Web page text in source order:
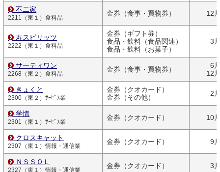
不二家
2211（東１）食料品
金券（食事・買物券） 12
寿スピリッツ
2222（東１）食料品
金券（ギフト券）
食品・飲料（食品関連）
食品・飲料（お菓子）
3
サーティワン
2268（東２）食料品
金券（食事・買物券）
6
12
きょくと
2300（東２）ｻｰﾋﾞｽ業
金券（クオカード）
金券（その他）
2
学情
2301（東１）ｻｰﾋﾞｽ業
金券（クオカード） 10
クロスキャット
2307（東１）情報・通信業
金券（クオカード） 9
ＮＳＳＯＬ
2327（東１）情報・通信業
金券（クオカード） 3